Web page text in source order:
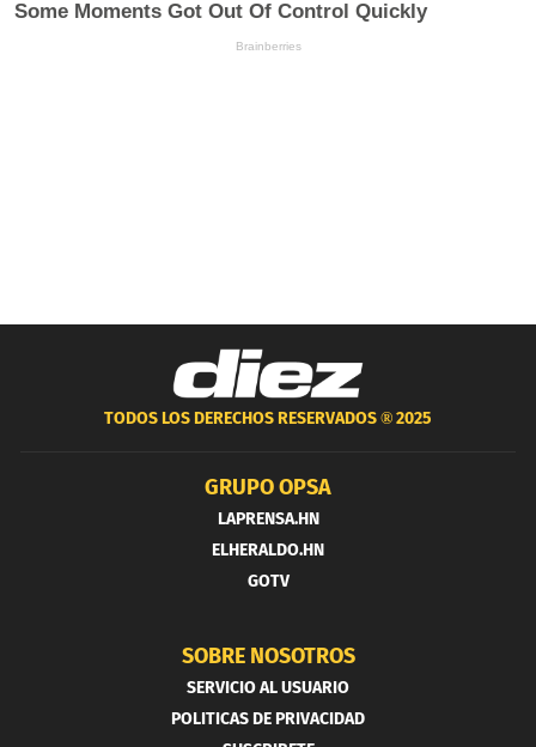
TODOS LOS DERECHOS RESERVADOS ®2025
GRUPO OPSA
LAPRENSA.HN
ELHERALDO.HN
GOTV
SOBRE NOSOTROS
SERVICIO AL USUARIO
POLITICAS DE PRIVACIDAD